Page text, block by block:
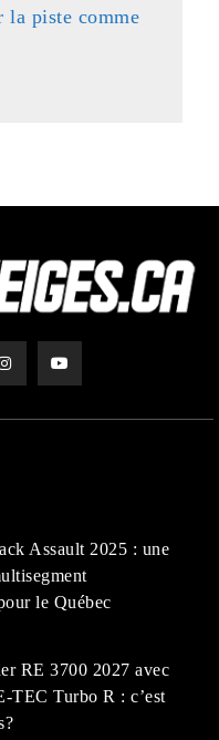
piste comme
Assault 2025 : une
le Québec
RE 3700 2027 avec
TEC Turbo R : c’est